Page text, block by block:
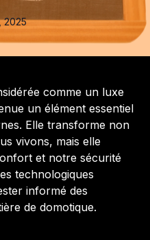
2025
comme un luxe
un élément essentiel
Elle transforme non
vivons, mais elle
et notre sécurité
technologiques
informé des
de domotique.